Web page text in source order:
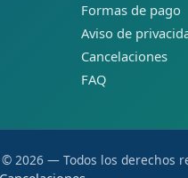
Formas de pago
Aviso de
Cancelaciones
FAQ
2026 — Todos los derechos